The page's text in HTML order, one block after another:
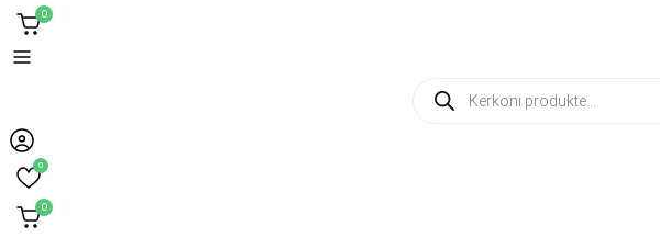
0
Products
search
0
0